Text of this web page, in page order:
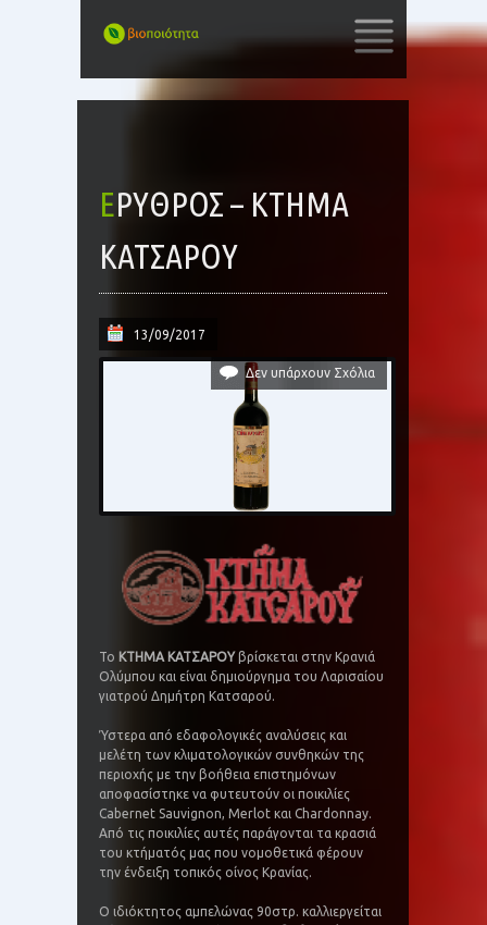
TO
ΕΡΥΘΡΌΣ – ΚΤΗΜΑ
ΚΑΤΣΑΡΟΥ
13/09/2017
Δεν υπάρχουν Σχόλια
Το ΚΤΗΜΑ ΚΑΤΣΑΡΟΥβρίσκεται στην Κρανιά
Ολύμπου και είναι δημιούργημα του Λαρισαίου
γιατρού Δημήτρη Κατσαρού.
Ύστερα από εδαφολογικές αναλύσεις και
μελέτη των κλιματολογικών συνθηκών της
περιοχής με την βοήθεια επιστημόνων
αποφασίστηκε να φυτευτούν οι ποικιλίες
Cabernet Sauvignon, Merlot και Chardonnay.
Aπό τις ποικιλίες αυτές παράγονται τα κρασιά
του κτήματός μας που νομοθετικά φέρουν
την ένδειξη τοπικός οίνος Κρανίας.
Ο ιδιόκτητος αμπελώνας 90στρ. καλλιεργείται